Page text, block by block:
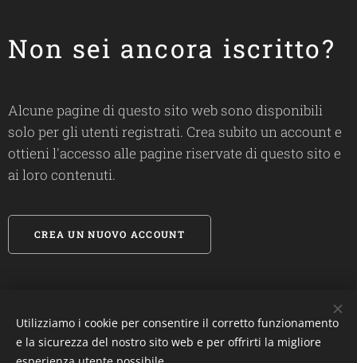
Non sei ancora iscritto?
Alcune pagine di questo sito web sono disponibili
solo per gli utenti registrati. Crea subito un account e
ottieni l'accesso alle pagine riservate di questo sito e
ai loro contenuti.
CREA UN NUOVO ACCOUNT
#biosandietdottfrancescalanza
Utilizziamo i cookie per consentire il corretto funzionamento
e la sicurezza del nostro sito web e per offrirti la migliore